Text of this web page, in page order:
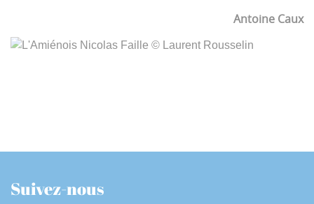
Antoine Caux
Suivez-nous